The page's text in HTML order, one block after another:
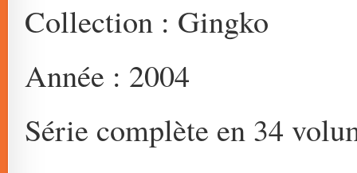
Collection : Gingko
Année : 2004
Série complète en 34